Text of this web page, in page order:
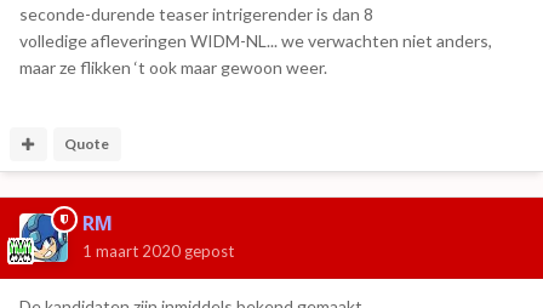
seconde-durende teaser intrigerender is dan 8
volledige afleveringen WIDM-NL... we verwachten niet anders,
maar ze flikken ‘t ook maar gewoon weer.
Quote
RM
1 maart 2020 gepost